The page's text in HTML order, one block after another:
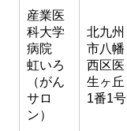
産業医
科大学
病院
虹いろ
（がん
サロ
ン）
北九州
市八幡
西区医
生ヶ丘
1番1号